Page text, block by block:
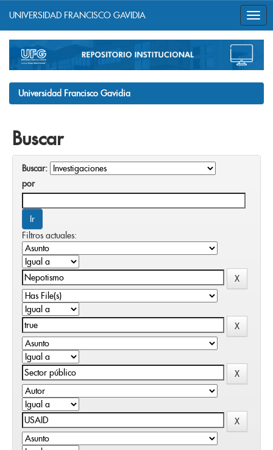
navigation
UNIVERSIDAD FRANCISCO GAVIDIA
Universidad Francisco Gavidia
Buscar
Buscar:
por
Filtros actuales: